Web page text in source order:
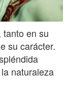
tanto en su
su carácter.
naturaleza